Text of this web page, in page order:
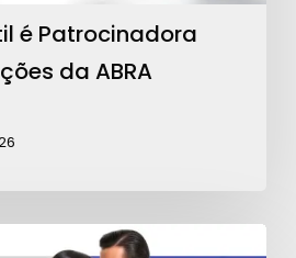
é Patrocinadora
da ABRA